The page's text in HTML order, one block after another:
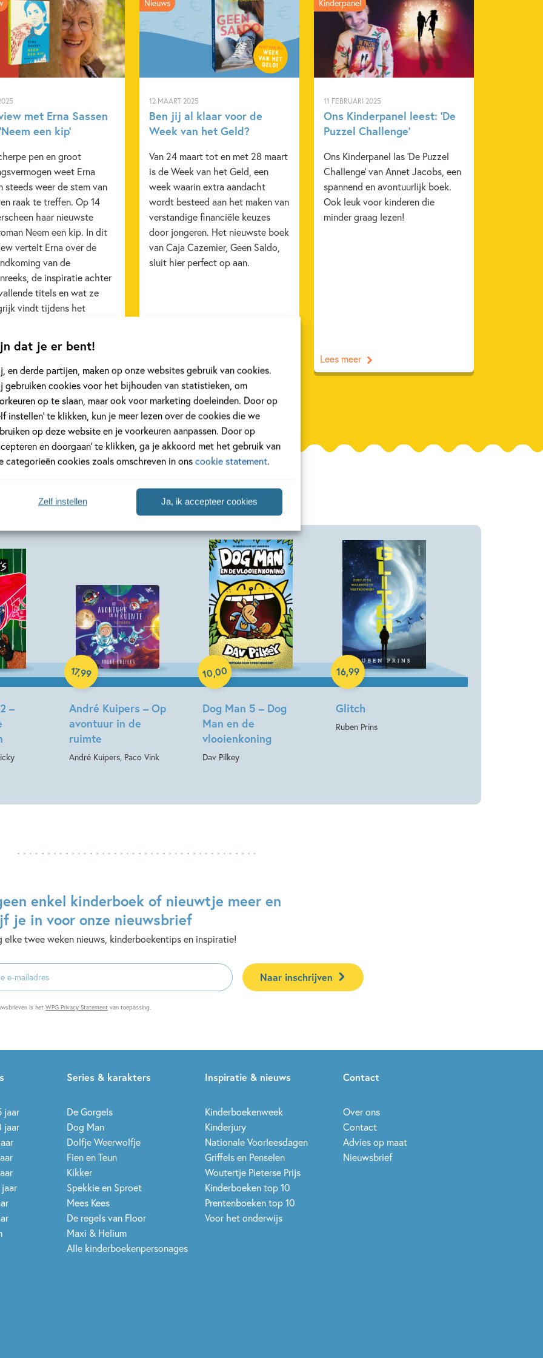
dat je er bent!
en derde partijen, maken op onze websites gebruik van cookies.
gebruiken cookies voor het bijhouden van statistieken, om
op te slaan, maar ook voor marketing doeleinden. Door op
instellen’ te klikken, kun je meer lezen over de cookies die we
op deze website en je voorkeuren aanpassen. Door op
en doorgaan’ te klikken, ga je akkoord met het gebruik van
categorieën cookies zoals omschreven in onscookie statement.
Ja, ik accepteer cookies
Zelf instellen
Kenmerken van dit boek
15+ jaar Actie & avontuur
Emoties & gevoelens
Verdriet & afscheid nemen
Zelfvertrouwen & weerbaarheid
met Erna Sassen
een kip’
pen en groot
weet Erna
steeds weer de stem van
raak te treffen. Op 14
haar nieuwste
Neem een kip. In dit
vertelt Erna over de
van de
de inspiratie achter
titels en wat ze
vindt tijdens het
12 MAART 2025
Ben jij al klaar voor de
Week van het Geld?
Van 24 maart tot en met 28 maart
is de Week van het Geld, een
week waarin extra aandacht
wordt besteed aan het maken van
verstandige financiële keuzes
door jongeren. Het nieuwste boek
van Caja Cazemier, Geen Saldo,
sluit hier perfect op aan.
Nieuws
11 FEBRUARI 2025
Ons Kinderpanel leest: ‘De
Puzzel Challenge’
Ons Kinderpanel las 'De Puzzel
Challenge' van Annet Jacobs, een
spannend en avontuurlijk boek.
Ook leuk voor kinderen die
minder graag lezen!
Kinderpanel
Lees meer
Bekijk alle artikelen
–
André Kuipers – Op
avontuur in de
ruimte
André Kuipers, Paco Vink
17,99
Hardcover
Dog Man 5 – Dog
Man en de
vlooienkoning
Dav Pilkey
10,00
Paperback
Glitch
Ruben Prins
16,99
Paperback
enkel kinderboek of nieuwtje meer en
je in voor onze nieuwsbrief
elke twee weken nieuws, kinderboekentips en inspiratie!
Naar inschrijven
is het WPG Privacy Statement van toepassing.
jaar
jaar
Series & karakters
De Gorgels
Dog Man
Dolfje Weerwolfje
Fien en Teun
Kikker
Spekkie en Sproet
Mees Kees
De regels van Floor
Maxi & Helium
Alle kinderboekenpersonages
Inspiratie & nieuws
Kinderboekenweek
Kinderjury
Nationale Voorleesdagen
Griffels en Penselen
Woutertje Pieterse Prijs
Kinderboeken top 10
Prentenboeken top 10
Voor het onderwijs
Contact
Over ons
Contact
Advies op maat
Nieuwsbrief